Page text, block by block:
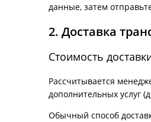
данные, затем
2. Доставка
Стоимость
Рассчитывается
дополнительных услуг
Обычный способ